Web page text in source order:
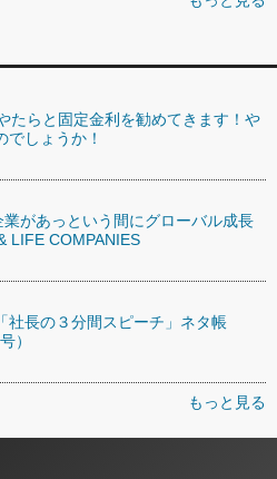
たらと固定金利を勧めてきます！や
でしょうか！
があっという間にグローバル成長
LIFE COMPANIES
社長の３分間スピーチ」ネタ帳
）
もっと見る